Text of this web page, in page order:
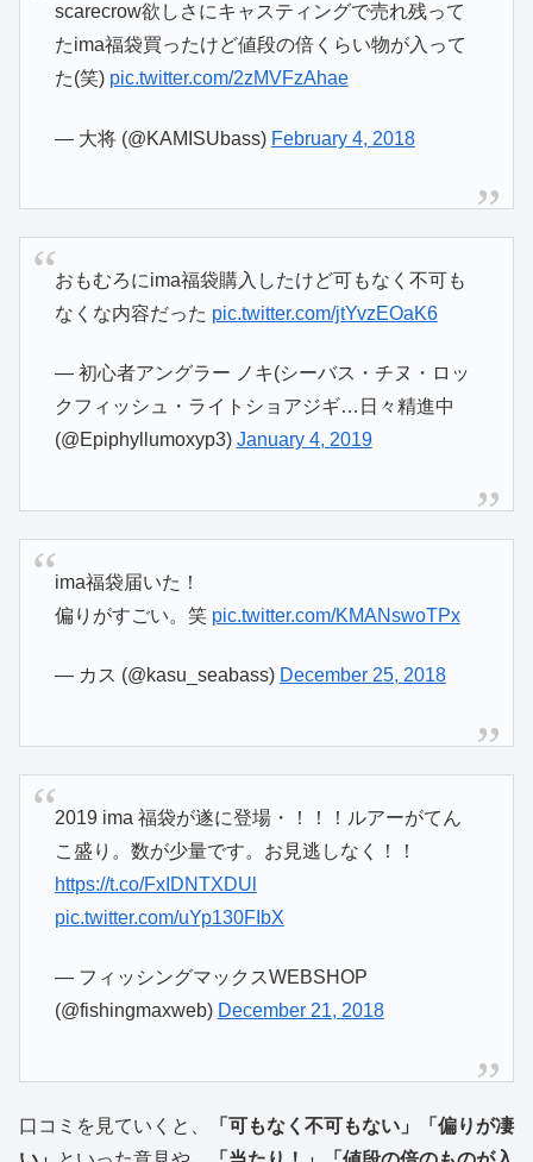
scarecrow欲しさにキャスティングで売れ残って
たima福袋買ったけど値段の倍くらい物が入って
た(笑) pic.twitter.com/2zMVFzAhae
— 大将 (@KAMISUbass) February 4, 2018
おもむろにima福袋購入したけど可もなく不可も
なくな内容だった pic.twitter.com/jtYvzEOaK6
— 初心者アングラー ノキ(シーバス・チヌ・ロッ
クフィッシュ・ライトショアジギ…日々精進中
(@Epiphyllumoxyp3) January 4, 2019
ima福袋届いた！
偏りがすごい。笑 pic.twitter.com/KMANswoTPx
— カス (@kasu_seabass) December 25, 2018
2019 ima 福袋が遂に登場・！！！ルアーがてん
こ盛り。数が少量です。お見逃しなく！！
https://t.co/FxIDNTXDUl
pic.twitter.com/uYp130FIbX
— フィッシングマックスWEBSHOP
(@fishingmaxweb) December 21, 2018
口コミを見ていくと、
「可もなく不可もない」「偏りが凄